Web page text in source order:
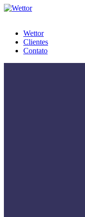
Wettor
Clientes
Contato